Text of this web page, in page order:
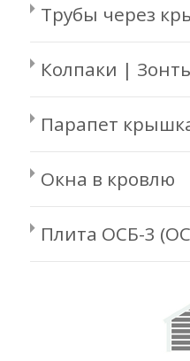
Трубы через
Колпаки |
Парапет
Окна в кровлю
Плита ОСБ-3